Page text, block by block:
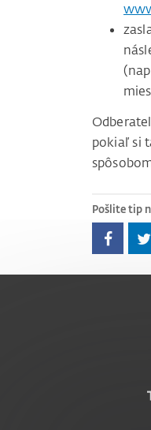
pokiaľ si
Pošlite tip